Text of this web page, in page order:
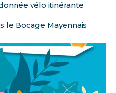
vélo itinérante
le Bocage Mayennais